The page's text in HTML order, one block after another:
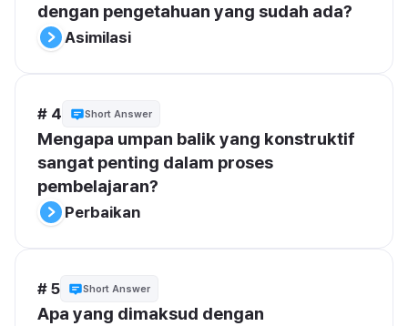
dengan pengetahuan yang sudah ada?
Asimilasi
# 4 Short Answer
Mengapa umpan balik yang konstruktif
sangat penting dalam proses
pembelajaran?
Perbaikan
# 5 Short Answer
Apa yang dimaksud dengan